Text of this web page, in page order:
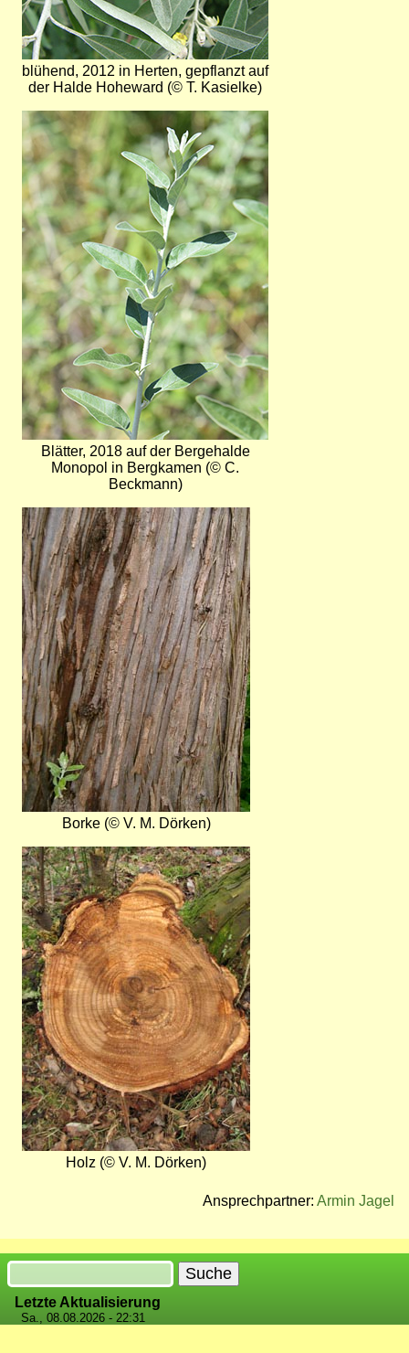
blühend, 2012 in Herten, gepflanzt auf
der Halde Hoheward (© T. Kasielke)
Bild
Blätter, 2018 auf der Bergehalde
Monopol in Bergkamen (© C.
Beckmann)
Bild
Borke (© V. M. Dörken)
Bild
Holz (© V. M. Dörken)
Ansprechpartner: Armin Jagel
Suche
Letzte Aktualisierung
Sa., 08.08.2026 - 22:31